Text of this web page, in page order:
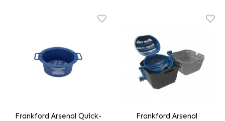
Frankford Arsenal Quick-
Frankford Arsenal